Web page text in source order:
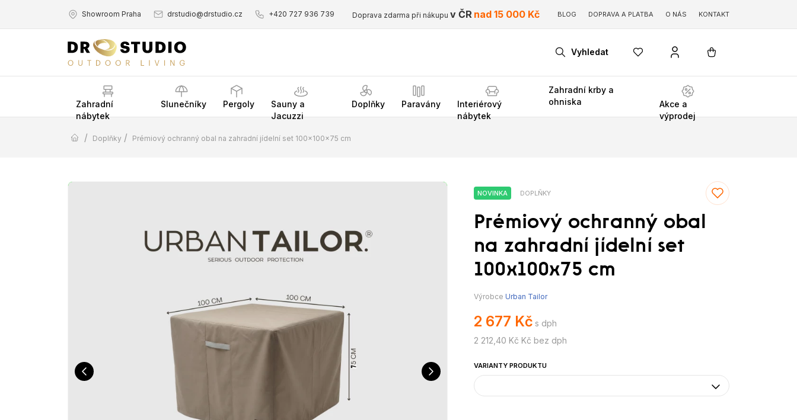
Showroom Praha drstudio@drstudio.cz +420 727 936 739 Doprava zdarma při nákupu v ČR nad 15 000 Kč BLOG DOPRAVA A PLATBA O NÁS KONTAKT
Vyhledat
Zahradní
nábytek
Slunečníky Pergoly
Sauny a
Jacuzzi
Doplňky Paravány
Interiérový
nábytek
Zahradní krby a
ohniska
Akce a
výprodej
/ Doplňky / Prémiový ochranný obal na zahradní jídelní set 100x100x75 cm
NOVINKA DOPLŇKY
Prémiový ochranný obal
na zahradní jídelní set
100x100x75 cm
Výrobce Urban Tailor
2 677 Kč s dph
2 212,40 Kč Kč bez dph
VARIANTY PRODUKTU